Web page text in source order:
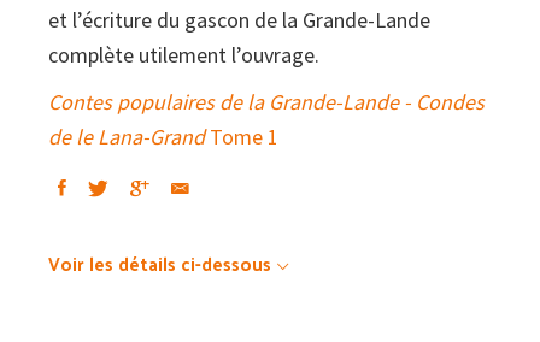
et l’écriture du gascon de la Grande-Lande
complète utilement l’ouvrage.
Contes populaires de la Grande-Lande - Condes
de le Lana-GrandTome 1
Voir les détails ci-dessous